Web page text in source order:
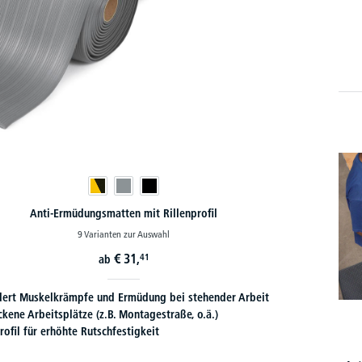
Anti-Ermüdungsmatten mit Rillenprofil
9 Varianten zur Auswahl
ab € 31,41
Muskelkrämpfe und Ermüdung bei stehender Arbeit
Arbeitsplätze (z.B. Montagestraße, o.ä.)
für erhöhte Rutschfestigkeit